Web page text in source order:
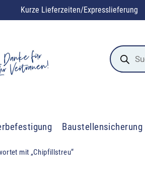
Kurze Lieferzeiten/Expresslieferung
Products
search
Baustellensicherung
mit „Chipfillstreu“